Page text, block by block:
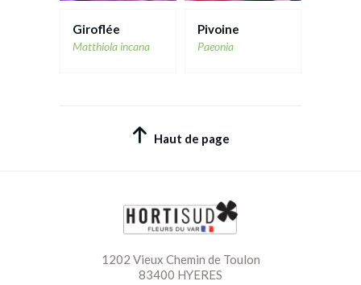
Giroflée
Matthiola incana
Pivoine
Paeonia
Haut de page
1202 Vieux Chemin de Toulon
83400 HYERES